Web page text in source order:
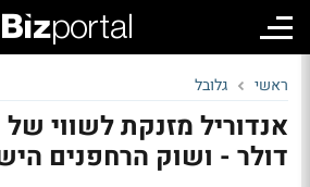
ראשי גלובל
דולר - ושוק הרחפנים